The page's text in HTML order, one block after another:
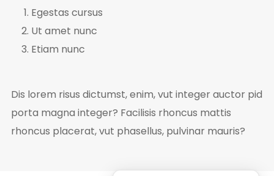
Egestas cursus
Ut amet nunc
Etiam nunc
Dis lorem risus dictumst, enim, vut integer auctor pid
porta magna integer? Facilisis rhoncus mattis
rhoncus placerat, vut phasellus, pulvinar mauris?